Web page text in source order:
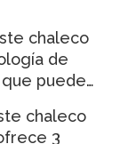
chaleco
de
puede…
chaleco
3